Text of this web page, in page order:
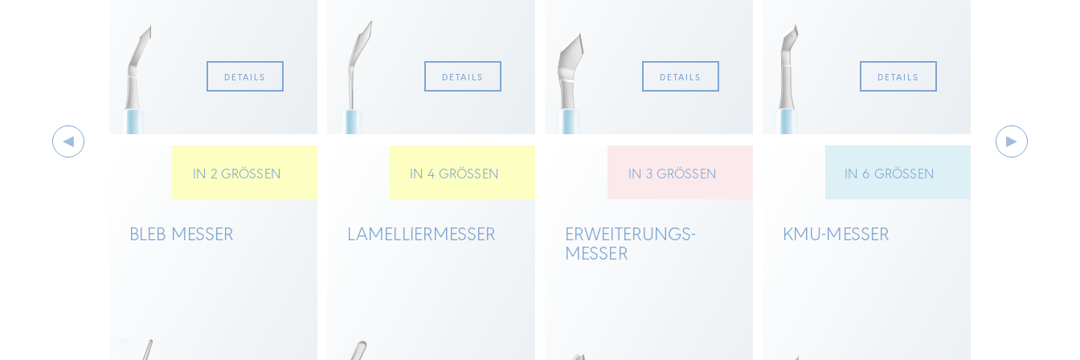
DETAILS
IN 2 GRÖSSEN
BLEB MESSER
DETAILS
IN 4 GRÖSSEN
LAMELLIER­MESSER
DETAILS
IN 3 GRÖSSEN
ERWEITERUNGS­
MESSER
DETAILS
IN 6 GRÖSSEN
KMU-MESSER